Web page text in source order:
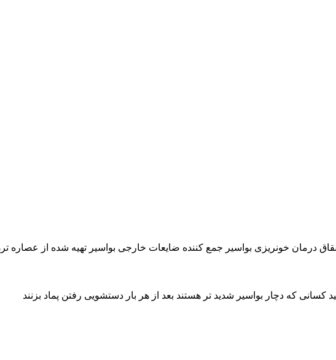
درمان خونریزی بواسیر جمع کننده ضایعات خارجی بواسیر تهیه شده از عصاره
که دچار بواسیر شدید تر هستند بعد از هر بار دستشویی رفتن پماد بزنند